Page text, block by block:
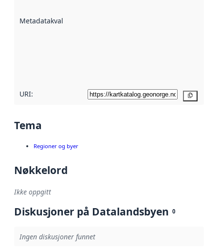
Metadatakvalitet
URI:
Tema
Regioner og byer
Nøkkelord
Ikke oppgitt
Diskusjoner på Datalandsbyen 0
Ingen diskusjoner funnet